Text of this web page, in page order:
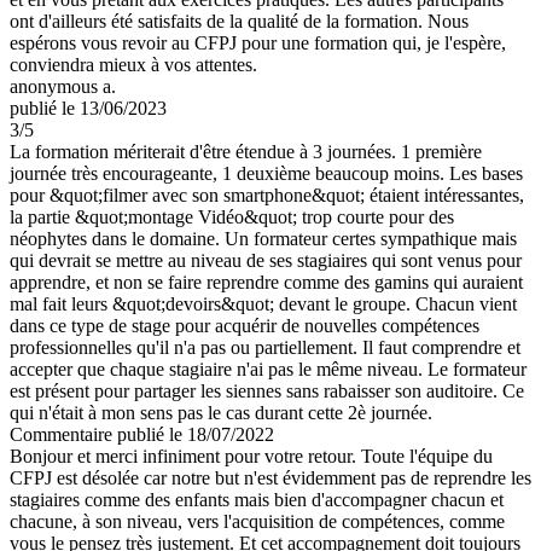
ont d'ailleurs été satisfaits de la qualité de la formation. Nous
espérons vous revoir au CFPJ pour une formation qui, je l'espère,
conviendra mieux à vos attentes.
anonymous a.
publié le 13/06/2023
3/5
La formation mériterait d'être étendue à 3 journées. 1 première
journée très encourageante, 1 deuxième beaucoup moins. Les bases
pour &quot;filmer avec son smartphone&quot; étaient intéressantes,
la partie &quot;montage Vidéo&quot; trop courte pour des
néophytes dans le domaine. Un formateur certes sympathique mais
qui devrait se mettre au niveau de ses stagiaires qui sont venus pour
apprendre, et non se faire reprendre comme des gamins qui auraient
mal fait leurs &quot;devoirs&quot; devant le groupe. Chacun vient
dans ce type de stage pour acquérir de nouvelles compétences
professionnelles qu'il n'a pas ou partiellement. Il faut comprendre et
accepter que chaque stagiaire n'ai pas le même niveau. Le formateur
est présent pour partager les siennes sans rabaisser son auditoire. Ce
qui n'était à mon sens pas le cas durant cette 2è journée.
Commentaire publié le 18/07/2022
Bonjour et merci infiniment pour votre retour. Toute l'équipe du
CFPJ est désolée car notre but n'est évidemment pas de reprendre les
stagiaires comme des enfants mais bien d'accompagner chacun et
chacune, à son niveau, vers l'acquisition de compétences, comme
vous le pensez très justement. Et cet accompagnement doit toujours